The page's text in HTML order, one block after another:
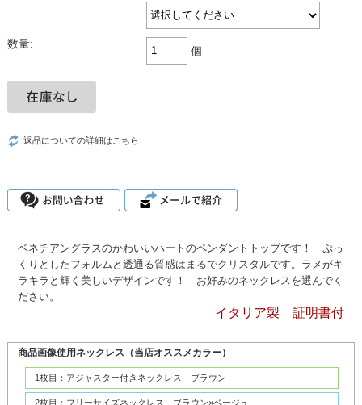
数量:
個
返品についての詳細はこちら
ベネチアングラスのかわいいハートのペンダントトップです！ ぷっ
くりとしたフォルムと透通る質感はまるでクリスタルです。ラメがキ
ラキラと輝く美しいデザインです！ お好みのネックレスを選んでく
ださい。
イタリア製 証明書付
商品画像使用ネックレス（当店オススメカラー）
1枚目：アジャスター付きネックレス ブラウン
2枚目：フリーサイズネックレス ブラウン×ベージュ